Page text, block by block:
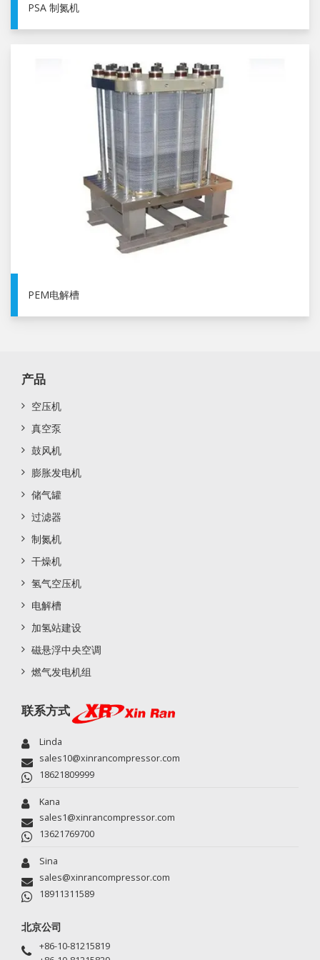
PSA 制氮机
PEM电解槽
产品
空压机
真空泵
鼓风机
膨胀发电机
储气罐
过滤器
制氮机
干燥机
氢气空压机
电解槽
加氢站建设
磁悬浮中央空调
燃气发电机组
联系方式
Linda
sales10@xinrancompressor.com
18621809999
Kana
sales1@xinrancompressor.com
13621769700
Sina
sales@xinrancompressor.com
18911311589
北京公司
+86-10-81215819